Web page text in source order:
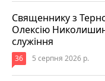
Священнику з
Олексію
служіння
36 5 серпня 2026 р.